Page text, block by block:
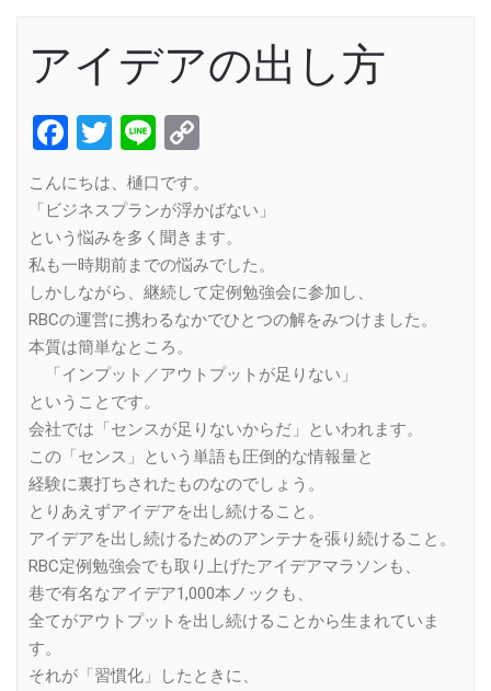
アイデアの出し方
Facebook
Twitter
Line
こんにちは、樋口です。
「ビジネスプランが浮かばない」
という悩みを多く聞きます。
私も一時期前までの悩みでした。
しかしながら、継続して定例勉強会に参加し、
RBCの運営に携わるなかでひとつの解をみつけました。
本質は簡単なところ。
「インプット／アウトプットが足りない」
ということです。
会社では「センスが足りないからだ」といわれます。
この「センス」という単語も圧倒的な情報量と
経験に裏打ちされたものなのでしょう。
とりあえずアイデアを出し続けること。
アイデアを出し続けるためのアンテナを張り続けること。
RBC定例勉強会でも取り上げたアイデアマラソンも、
巷で有名なアイデア1,000本ノックも、
全てがアウトプットを出し続けることから生まれていま
す。
それが「習慣化」したときに、